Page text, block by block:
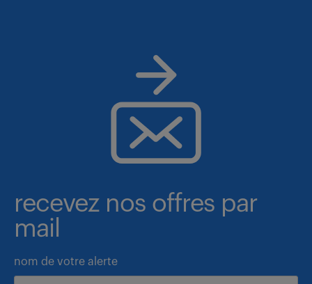
recevez nos offres par
mail
nom de votre alerte